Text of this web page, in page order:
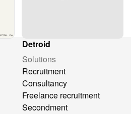
Detroid
Solutions
Recruitment
Consultancy
Freelance recruitment
Secondment